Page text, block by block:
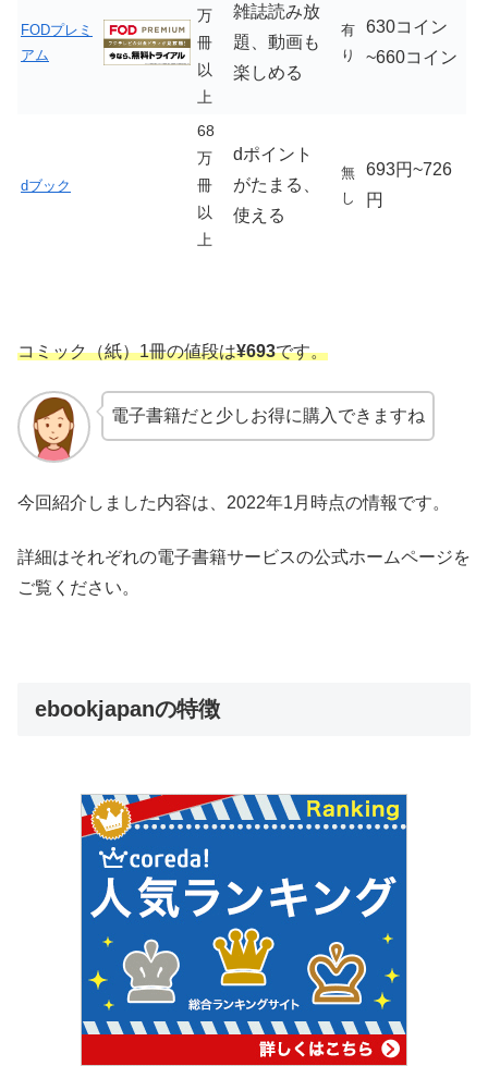
FODプレミ
アム
万
冊
以
上
雑誌読み放
題、動画も
楽しめる
有
り
630コイン
~660コイン
dブック
68
万
冊
以
上
dポイント
がたまる、
使える
無
し
693円~726
円
コミック（紙）1冊の値段は¥693です。
電子書籍だと少しお得に購入できますね
今回紹介しました内容は、2022年1月時点の情報です。
詳細はそれぞれの電子書籍サービスの公式ホームページを
ご覧ください。
ebookjapanの特徴